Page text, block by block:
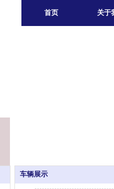
首页 关于
车辆展示